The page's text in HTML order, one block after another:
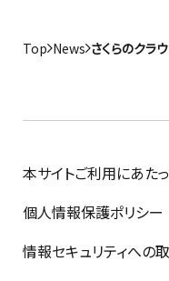
Top News さくらのクラ
本サイトご利用にあた
個人情報保護ポリシー
情報セキュリティへの